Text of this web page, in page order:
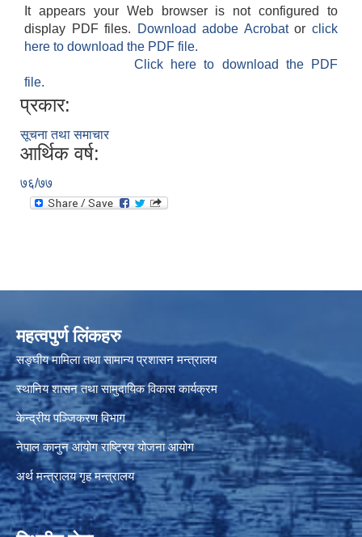
It appears your Web browser is not configured to
display PDF files.
Download adobe Acrobatorclick
here to download the PDF file.
Click here to download the PDF
file.
प्रकार:
सूचना तथा समाचार
आर्थिक वर्ष:
७६/७७
महत्वपुर्ण लिंकहरु
सङ्घीय मामिला तथा सामान्य प्रशासन मन्त्रालय
स्थानिय शासन तथा सामुदायिक विकास कार्यक्रम
केन्द्रीय पञ्जिकरण विभाग
नेपाल कानुन आयोग राष्ट्रिय योजना आयोग
अर्थ मन्त्रालय गृह मन्त्रालय